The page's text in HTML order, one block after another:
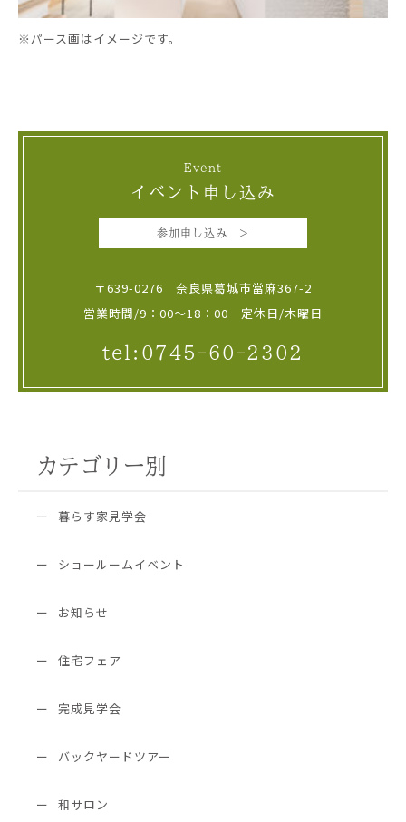
※パース画はイメージです。
Event
イベント申し込み
参加申し込み >
〒639-0276 奈良県葛城市當麻367-2
営業時間/9：00～18：00 定休日/木曜日
tel:0745-60-2302
カテゴリー別
暮らす家見学会
ショールームイベント
お知らせ
住宅フェア
完成見学会
バックヤードツアー
和サロン